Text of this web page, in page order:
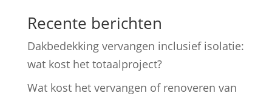
Recente berichten
Dakbedekking vervangen inclusief isolatie:
wat kost het totaalproject?
Wat kost het vervangen of renoveren van